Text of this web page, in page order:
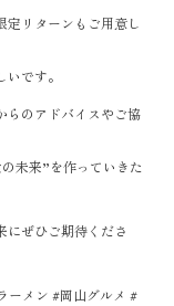
定リターンもご用意し
です。
らのアドバイスやご協
未来”を作っていきた
にぜひご期待くださ
ーメン #岡山グルメ #